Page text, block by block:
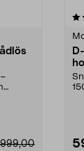
999,00